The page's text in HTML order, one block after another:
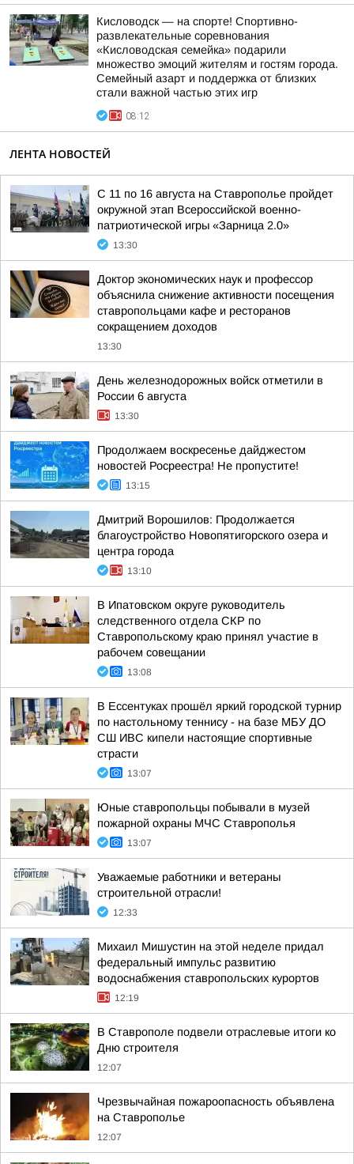
Кисловодск — на спорте! Спортивно-
развлекательные соревнования
«Кисловодская семейка» подарили
множество эмоций жителям и гостям города.
Семейный азарт и поддержка от близких
стали важной частью этих игр
08:12
ЛЕНТА НОВОСТЕЙ
С 11 по 16 августа на Ставрополье пройдет
окружной этап Всероссийской военно-
патриотической игры «Зарница 2.0»
13:30
Доктор экономических наук и профессор
объяснила снижение активности посещения
ставропольцами кафе и ресторанов
сокращением доходов
13:30
День железнодорожных войск отметили в
России 6 августа
13:30
Продолжаем воскресенье дайджестом
новостей Росреестра! Не пропустите!
13:15
Дмитрий Ворошилов: Продолжается
благоустройство Новопятигорского озера и
центра города
13:10
В Ипатовском округе руководитель
следственного отдела СКР по
Ставропольскому краю принял участие в
рабочем совещании
13:08
В Ессентуках прошёл яркий городской турнир
по настольному теннису - на базе МБУ ДО
СШ ИВС кипели настоящие спортивные
страсти
13:07
Юные ставропольцы побывали в музей
пожарной охраны МЧС Ставрополья
13:07
Уважаемые работники и ветераны
строительной отрасли!
12:33
Михаил Мишустин на этой неделе придал
федеральный импульс развитию
водоснабжения ставропольских курортов
12:19
В Ставрополе подвели отраслевые итоги ко
Дню строителя
12:07
Чрезвычайная пожароопасность объявлена
на Ставрополье
12:07